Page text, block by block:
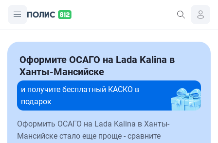
Оформите ОСАГО на Lada Kalina в
Ханты-Мансийске
и получите бесплатный КАСКО в
подарок
Оформить ОСАГО на Lada Kalina в Ханты-
Мансийске стало еще проще - сравните